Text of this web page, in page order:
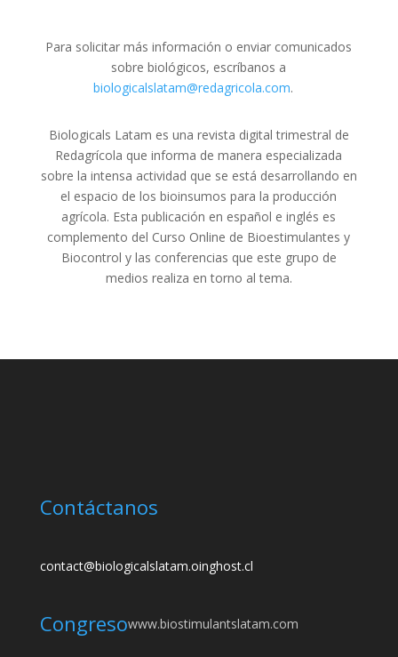
Para solicitar más información o enviar comunicados
sobre biológicos, escríbanos a
biologicalslatam@redagricola.com.
Biologicals Latam es una revista digital trimestral de
Redagrícola que informa de manera especializada
sobre la intensa actividad que se está desarrollando en
el espacio de los bioinsumos para la producción
agrícola. Esta publicación en español e inglés es
complemento del Curso Online de Bioestimulantes y
Biocontrol y las conferencias que este grupo de
medios realiza en torno al tema.
Contáctanos
contact@biologicalslatam.oinghost.cl
Congresowww.biostimulantslatam.com